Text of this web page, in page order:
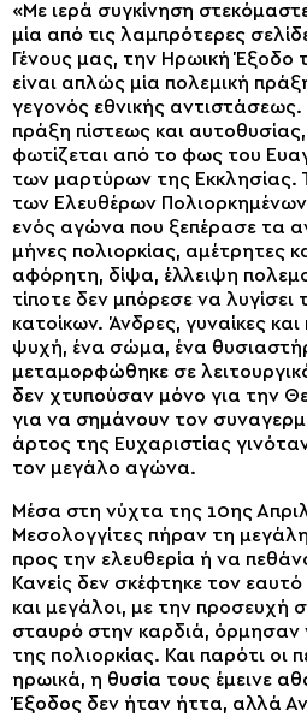
«Με ιερά συγκίνηση
μία από τις λαμπρότερες
Γένους μας, την Ηρωική Έξοδο
είναι απλώς μία πολεμική
γεγονός εθνικής αντιστάσεως.
πράξη πίστεως και
φωτίζεται από το φως του
των μαρτύρων της Εκκλησίας.
των Ελευθέρων
ενός αγώνα που ξεπέρασε τα
μήνες πολιορκίας, αμέτρητες
αφόρητη, δίψα, έλλειψη
τίποτε δεν μπόρεσε να
κατοίκων. Άνδρες, γυναίκες και
ψυχή, ένα σώμα, ένα
μεταμορφώθηκε σε
δεν χτυπούσαν μόνο για την
για να σημάνουν τον
άρτος της Ευχαριστίας
τον μεγάλο αγώνα.
Μέσα στη νύχτα της 10ης
Μεσολογγίτες πήραν τη
προς την ελευθερία ή να
Κανείς δεν σκέφτηκε τον εαυτό
και μεγάλοι, με την προσευχή
σταυρό στην καρδιά,
της πολιορκίας. Και παρότι οι
ηρωικά, η θυσία τους έμεινε
Έξοδος δεν ήταν ήττα, αλλά